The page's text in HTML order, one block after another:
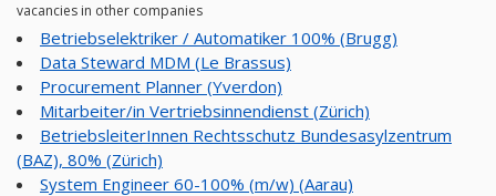
vacancies in other companies
Betriebselektriker / Automatiker 100% (Brugg)
Data Steward MDM (Le Brassus)
Procurement Planner (Yverdon)
Mitarbeiter/in Vertriebsinnendienst (Zürich)
BetriebsleiterInnen Rechtsschutz Bundesasylzentrum
(BAZ), 80% (Zürich)
System Engineer 60-100% (m/w) (Aarau)